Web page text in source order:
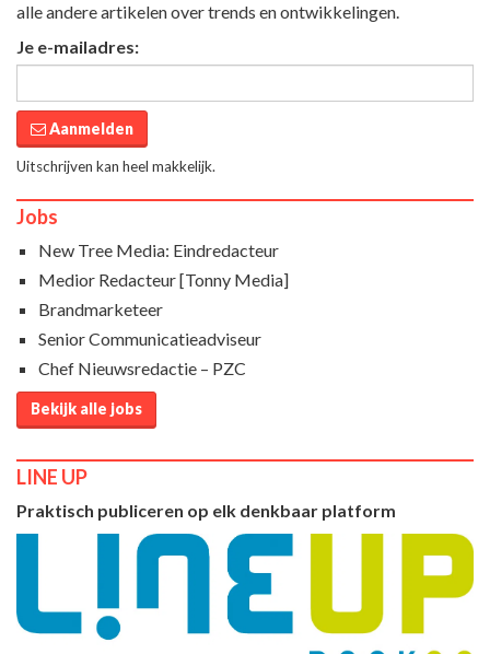
alle andere artikelen over trends en ontwikkelingen.
Je e-mailadres:
Aanmelden
Uitschrijven kan heel makkelijk.
Jobs
New Tree Media: Eindredacteur
Medior Redacteur [Tonny Media]
Brandmarketeer
Senior Communicatieadviseur
Chef Nieuwsredactie – PZC
Bekijk alle jobs
LINE UP
Praktisch publiceren op elk denkbaar platform